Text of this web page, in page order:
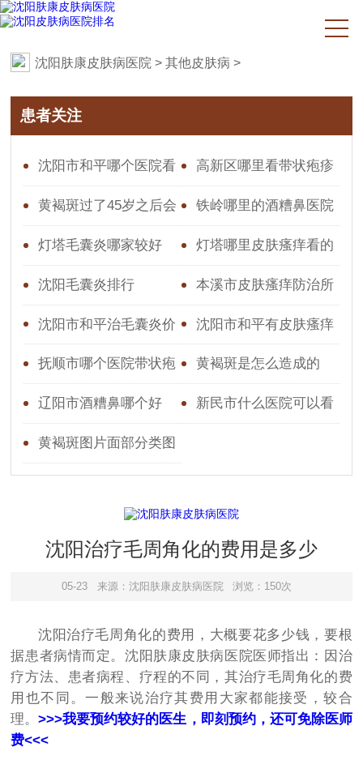
沈阳肤康皮肤病医院 >其他皮肤病 >
患者关注
沈阳市和平哪个医院看
皮肤瘙痒好一点的
高新区哪里看带状疱疹
好些
黄褐斑过了45岁之后会
淡吗
铁岭哪里的酒糟鼻医院
好
灯塔毛囊炎哪家较好 灯塔哪里皮肤瘙痒看的
较好
沈阳毛囊炎排行 本溪市皮肤瘙痒防治所
星期天上班吗
沈阳市和平治毛囊炎价
格
沈阳市和平有皮肤瘙痒
的医院,医院口碑怎么样
抚顺市哪个医院带状疱
疹看的好
黄褐斑是怎么造成的
辽阳市酒糟鼻哪个好 新民市什么医院可以看
黄褐斑图片面部分类图
沈阳治疗毛周角化的费用是多少
05-23 来源：沈阳肤康皮肤病医院 浏览：150次
沈阳治疗毛周角化的费用，大概要花多少钱，要根
据患者病情而定。沈阳肤康皮肤病医院医师指出：因治
疗方法、患者病程、疗程的不同，其治疗毛周角化的费
用也不同。一般来说治疗其费用大家都能接受，较合
理。>>>我要预约较好的医生，即刻预约，还可免除医师
费<<<